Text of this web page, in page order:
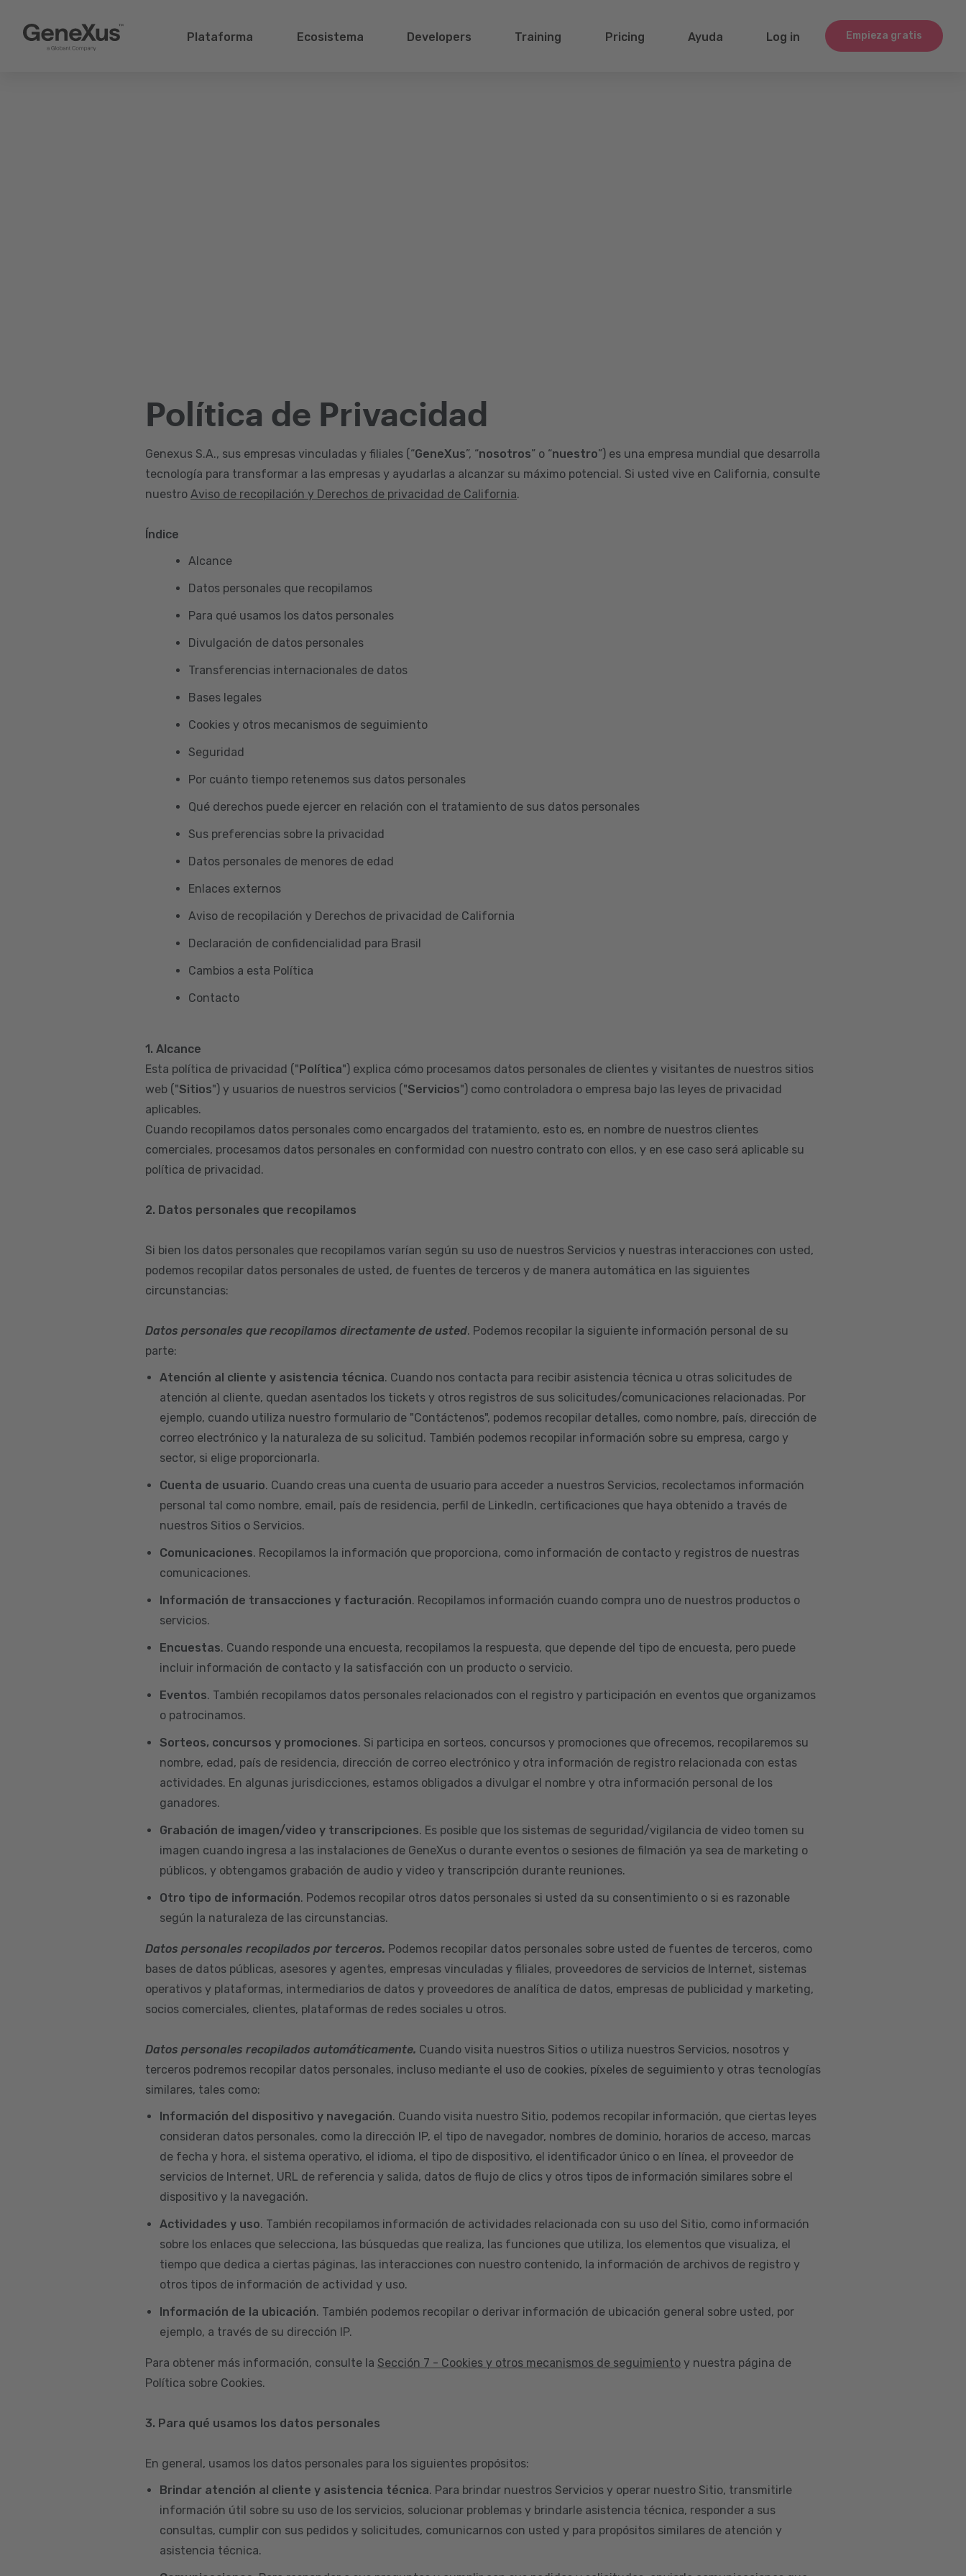
Empieza gratis
Plataforma Ecosistema Developers Training Pricing Ayuda Log in
Política de Privacidad
Genexus S.A., sus empresas vinculadas y filiales (“GeneXus”, “nosotros” o “nuestro”) es una empresa mundial que desarrolla
tecnología para transformar a las empresas y ayudarlas a alcanzar su máximo potencial. Si usted vive en California, consulte
nuestro Aviso de recopilación y Derechos de privacidad de California.
Índice
Alcance
Datos personales que recopilamos
Para qué usamos los datos personales
Divulgación de datos personales
Transferencias internacionales de datos
Bases legales
Cookies y otros mecanismos de seguimiento
Seguridad
Por cuánto tiempo retenemos sus datos personales
Qué derechos puede ejercer en relación con el tratamiento de sus datos personales
Sus preferencias sobre la privacidad
Datos personales de menores de edad
Enlaces externos
Aviso de recopilación y Derechos de privacidad de California
Declaración de confidencialidad para Brasil
Cambios a esta Política
Contacto
1. Alcance
Esta política de privacidad ("Política") explica cómo procesamos datos personales de clientes y visitantes de nuestros sitios
web ("Sitios") y usuarios de nuestros servicios ("Servicios") como controladora o empresa bajo las leyes de privacidad
aplicables.
Cuando recopilamos datos personales como encargados del tratamiento, esto es, en nombre de nuestros clientes
comerciales, procesamos datos personales en conformidad con nuestro contrato con ellos, y en ese caso será aplicable su
política de privacidad.
2. Datos personales que recopilamos
Si bien los datos personales que recopilamos varían según su uso de nuestros Servicios y nuestras interacciones con usted,
podemos recopilar datos personales de usted, de fuentes de terceros y de manera automática en las siguientes
circunstancias:
Datos personales que recopilamos directamente de usted. Podemos recopilar la siguiente información personal de su
parte:
Atención al cliente y asistencia técnica. Cuando nos contacta para recibir asistencia técnica u otras solicitudes de
atención al cliente, quedan asentados los tickets y otros registros de sus solicitudes/comunicaciones relacionadas. Por
ejemplo, cuando utiliza nuestro formulario de "Contáctenos", podemos recopilar detalles, como nombre, país, dirección de
correo electrónico y la naturaleza de su solicitud. También podemos recopilar información sobre su empresa, cargo y
sector, si elige proporcionarla.
Cuenta de usuario. Cuando creas una cuenta de usuario para acceder a nuestros Servicios, recolectamos información
personal tal como nombre, email, país de residencia, perfil de LinkedIn, certificaciones que haya obtenido a través de
nuestros Sitios o Servicios.
Comunicaciones. Recopilamos la información que proporciona, como información de contacto y registros de nuestras
comunicaciones.
Información de transacciones y facturación. Recopilamos información cuando compra uno de nuestros productos o
servicios.
Encuestas. Cuando responde una encuesta, recopilamos la respuesta, que depende del tipo de encuesta, pero puede
incluir información de contacto y la satisfacción con un producto o servicio.
Eventos. También recopilamos datos personales relacionados con el registro y participación en eventos que organizamos
o patrocinamos.
Sorteos, concursos y promociones. Si participa en sorteos, concursos y promociones que ofrecemos, recopilaremos su
nombre, edad, país de residencia, dirección de correo electrónico y otra información de registro relacionada con estas
actividades. En algunas jurisdicciones, estamos obligados a divulgar el nombre y otra información personal de los
ganadores.
Grabación de imagen/video y transcripciones. Es posible que los sistemas de seguridad/vigilancia de video tomen su
imagen cuando ingresa a las instalaciones de GeneXus o durante eventos o sesiones de filmación ya sea de marketing o
públicos, y obtengamos grabación de audio y video y transcripción durante reuniones.
Otro tipo de información. Podemos recopilar otros datos personales si usted da su consentimiento o si es razonable
según la naturaleza de las circunstancias.
Datos personales recopilados por terceros. Podemos recopilar datos personales sobre usted de fuentes de terceros, como
bases de datos públicas, asesores y agentes, empresas vinculadas y filiales, proveedores de servicios de Internet, sistemas
operativos y plataformas, intermediarios de datos y proveedores de analítica de datos, empresas de publicidad y marketing,
socios comerciales, clientes, plataformas de redes sociales u otros.
Datos personales recopilados automáticamente. Cuando visita nuestros Sitios o utiliza nuestros Servicios, nosotros y
terceros podremos recopilar datos personales, incluso mediante el uso de cookies, píxeles de seguimiento y otras tecnologías
similares, tales como:
Información del dispositivo y navegación. Cuando visita nuestro Sitio, podemos recopilar información, que ciertas leyes
consideran datos personales, como la dirección IP, el tipo de navegador, nombres de dominio, horarios de acceso, marcas
de fecha y hora, el sistema operativo, el idioma, el tipo de dispositivo, el identificador único o en línea, el proveedor de
servicios de Internet, URL de referencia y salida, datos de flujo de clics y otros tipos de información similares sobre el
dispositivo y la navegación.
Actividades y uso. También recopilamos información de actividades relacionada con su uso del Sitio, como información
sobre los enlaces que selecciona, las búsquedas que realiza, las funciones que utiliza, los elementos que visualiza, el
tiempo que dedica a ciertas páginas, las interacciones con nuestro contenido, la información de archivos de registro y
otros tipos de información de actividad y uso.
Información de la ubicación. También podemos recopilar o derivar información de ubicación general sobre usted, por
ejemplo, a través de su dirección IP.
Para obtener más información, consulte la Sección 7 - Cookies y otros mecanismos de seguimiento y nuestra página de
Política sobre Cookies.
3. Para qué usamos los datos personales
En general, usamos los datos personales para los siguientes propósitos:
Brindar atención al cliente y asistencia técnica. Para brindar nuestros Servicios y operar nuestro Sitio, transmitirle
información útil sobre su uso de los servicios, solucionar problemas y brindarle asistencia técnica, responder a sus
consultas, cumplir con sus pedidos y solicitudes, comunicarnos con usted y para propósitos similares de atención y
asistencia técnica.